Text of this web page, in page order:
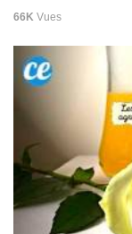
66K Vues